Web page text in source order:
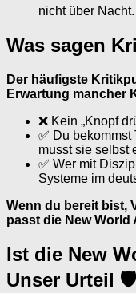
nicht über Nacht.
Was sagen
Der häufigste
Erwartung mancher
❌ Kein „Knopf
✅ Du bekommst
musst sie selbst
✅ Wer mit
Systeme im
Wenn du bereit bist,
passt die New World
Ist die New
Unser Urteil 🛡